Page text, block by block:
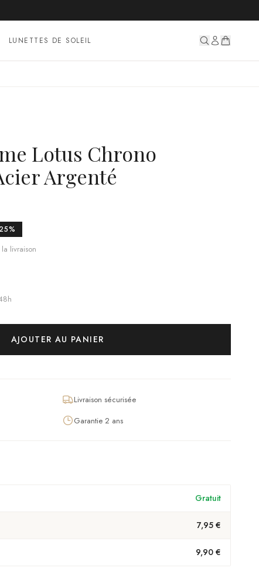
LUNETTES DE SOLEIL
Lotus Chrono
Argenté
%
livraison
AJOUTER AU PANIER
Livraison sécurisée
Garantie 2 ans
Gratuit
7,95 €
9,90 €